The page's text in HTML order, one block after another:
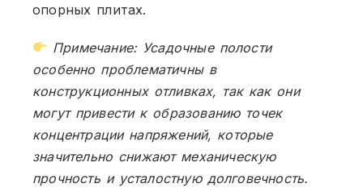
опорных плитах.
Примечание: Усадочные полости
особенно проблематичны в
конструкционных отливках, так как они
могут привести к образованию точек
концентрации напряжений, которые
значительно снижают механическую
прочность и усталостную долговечность.